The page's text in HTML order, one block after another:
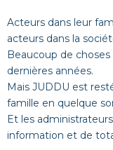
Acteurs dans leur
acteurs dans la
Beaucoup de
dernières années.
Mais JUDDU est
famille en quelque
Et les
information et de